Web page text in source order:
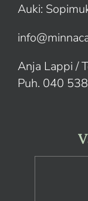
Auki:
Anja Lappi /
Puh. 040